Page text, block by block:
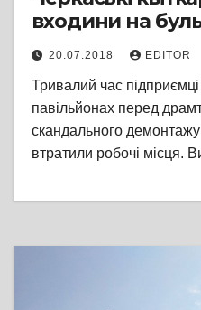
входини на
20.07.2018 EDITOR
Тривалий час
павільйонах перед
скандального
втратили робочі місця.